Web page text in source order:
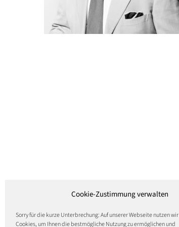
Cookie-Zustimmung verwalten
Sorry für die kurze Unterbrechung: Auf unserer Webseite nutzen wir
Cookies, um Ihnen die bestmögliche Nutzung zu ermöglichen und